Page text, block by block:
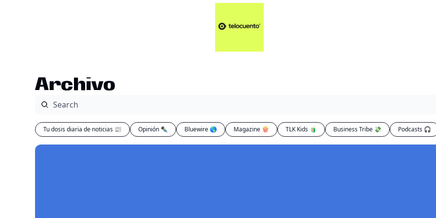
Archivo
Tu dosis diaria de noticias 📰 Opinión ✒️ Bluewire 🌎 Magazine 🍿 TLK Kids 🧃 Business Tribe 💸 Podcasts 🎧